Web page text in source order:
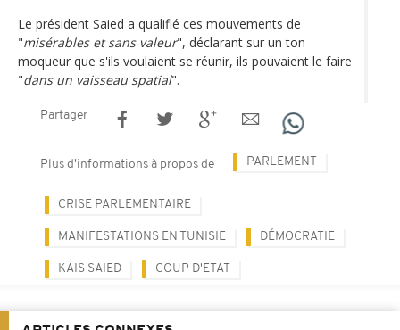
Le président Saied a qualifié ces mouvements de
"misérables et sans valeur", déclarant sur un ton
moqueur que s'ils voulaient se réunir, ils pouvaient le faire
"dans un vaisseau spatial".
Partager
Plus d'informations à propos de PARLEMENT
CRISE PARLEMENTAIRE
MANIFESTATIONS EN TUNISIE DÉMOCRATIE
KAIS SAIED COUP D'ETAT